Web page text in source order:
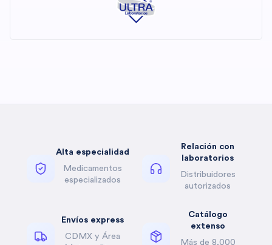
Alta especialidad
Medicamentos
especializados
Relación con
laboratorios
Distribuidores
autorizados
Envíos express
CDMX y Área
Catálogo
extenso
Más de 8,000